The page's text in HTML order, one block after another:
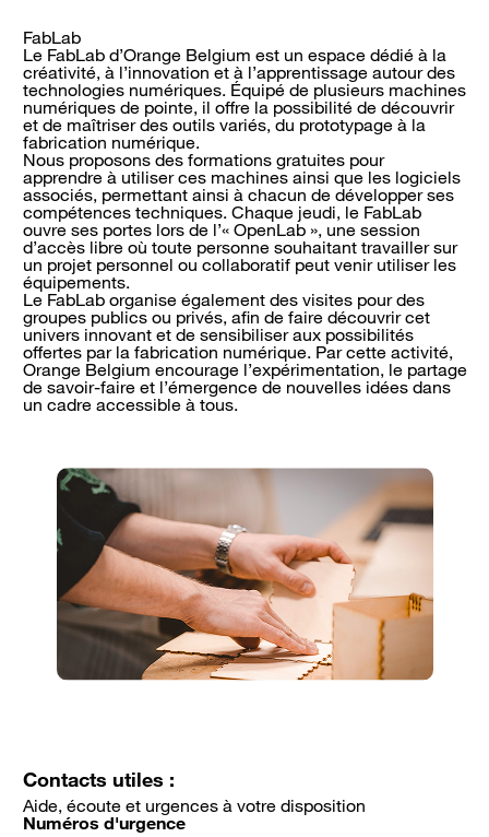
FabLab
Le FabLab d’Orange Belgium est un espace dédié à la
créativité, à l’innovation et à l’apprentissage autour des
technologies numériques. Équipé de plusieurs machines
numériques de pointe, il offre la possibilité de découvrir
et de maîtriser des outils variés, du prototypage à la
fabrication numérique.
Nous proposons des formations gratuites pour
apprendre à utiliser ces machines ainsi que les logiciels
associés, permettant ainsi à chacun de développer ses
compétences techniques. Chaque jeudi, le FabLab
ouvre ses portes lors de l’« OpenLab », une session
d’accès libre où toute personne souhaitant travailler sur
un projet personnel ou collaboratif peut venir utiliser les
équipements.
Le FabLab organise également des visites pour des
groupes publics ou privés, afin de faire découvrir cet
univers innovant et de sensibiliser aux possibilités
offertes par la fabrication numérique. Par cette activité,
Orange Belgium encourage l’expérimentation, le partage
de savoir-faire et l’émergence de nouvelles idées dans
un cadre accessible à tous.
Contacts utiles :
Aide, écoute et urgences à votre disposition
Numéros d'urgence